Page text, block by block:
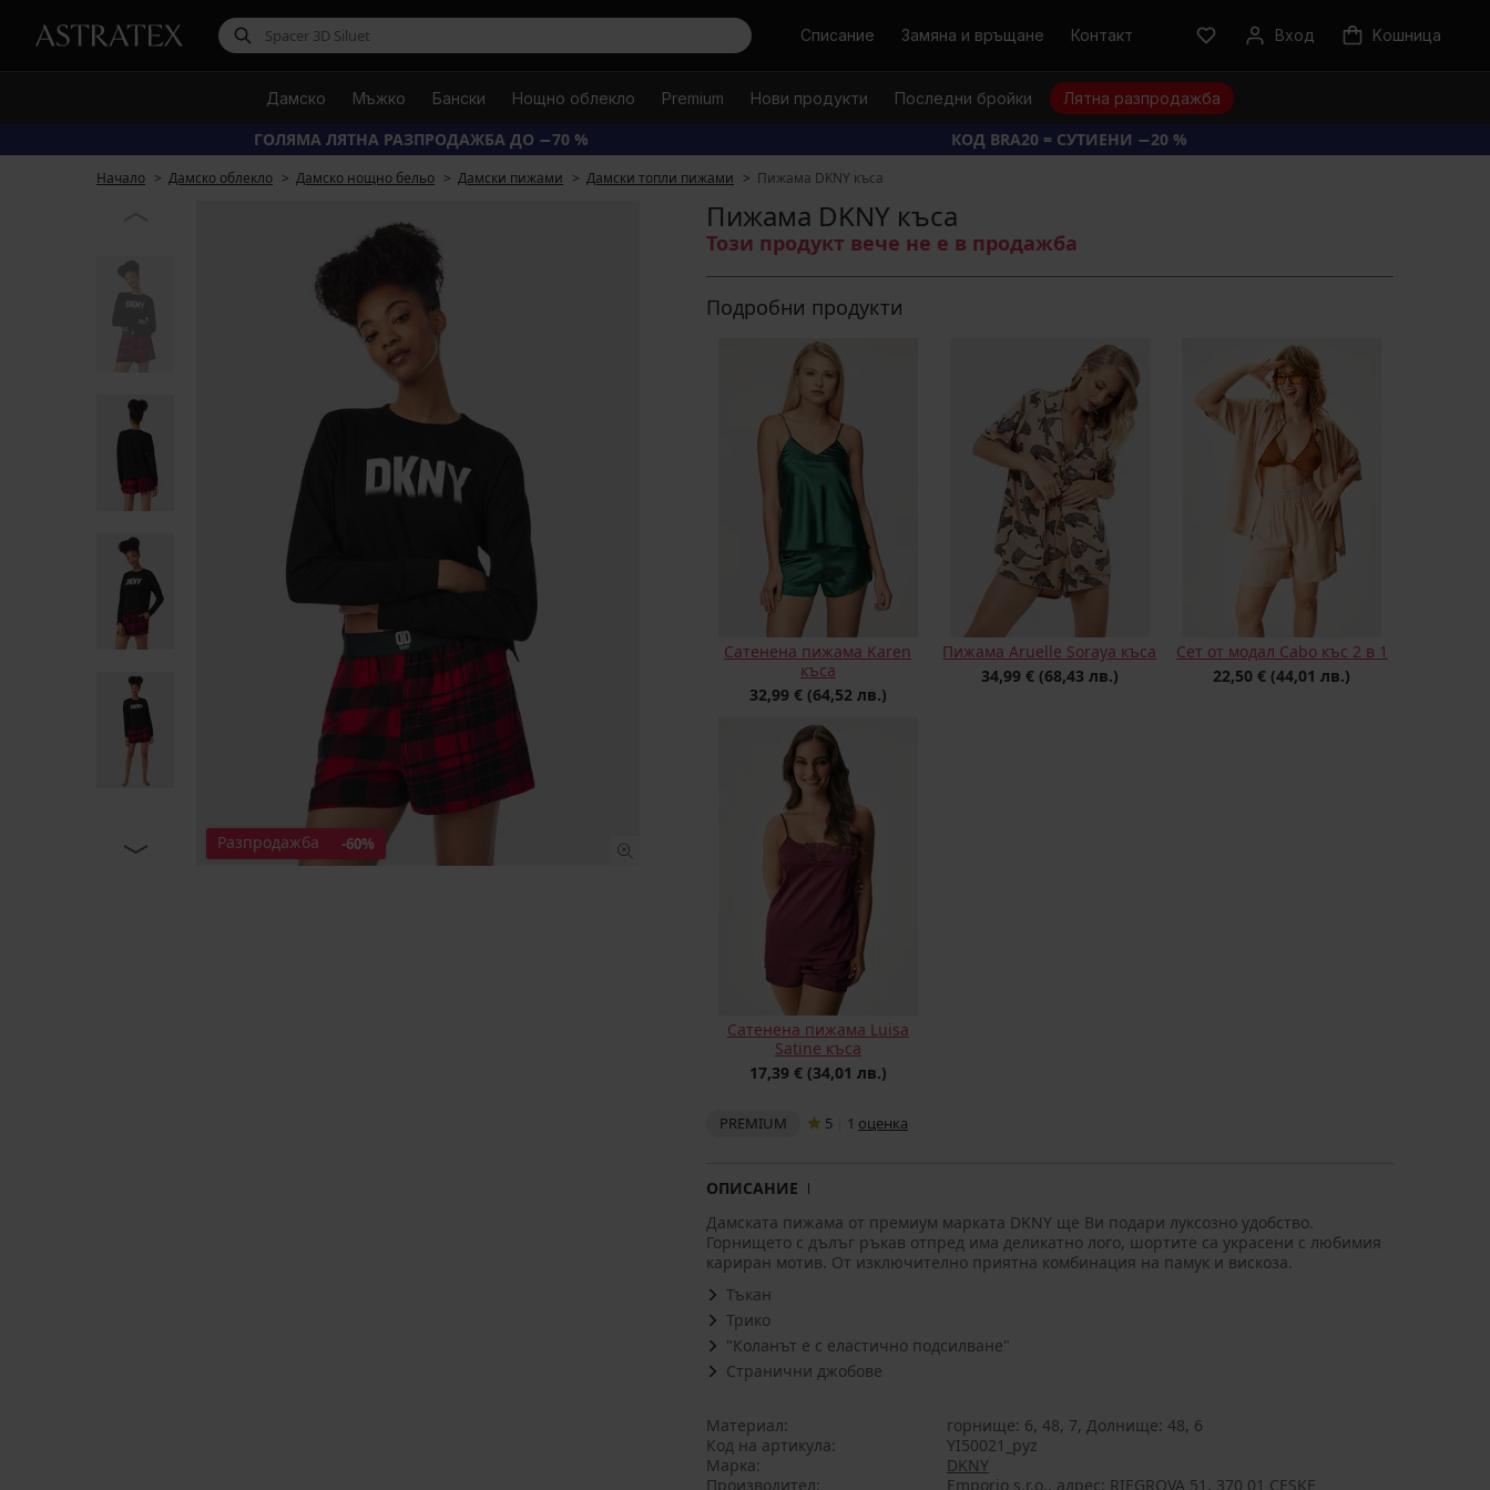
ТърсиСписание Замяна и връщане Контакт Вход Kошница
Дамско Мъжко Бански Нощно облекло Premium Нови продукти Последни бройки Лятна разпродажба
ГОЛЯМА ЛЯТНА РАЗПРОДАЖБА ДО −70 % КОД BRA20 = СУТИЕНИ −20 %
Начало Дамско облекло Дамско нощно бельо Дамски пижами Дамски топли пижами Пижама DKNY къса
Разпродажба -60%
Пижама DKNY къса
Този продукт вече не е в продажба
Подробни продукти
Сатенена пижама Karen
къса
32,99 € (64,52 лв.)
Пижама Aruelle Soraya къса
34,99 € (68,43 лв.)
Сет от модал Cabo къс 2 в 1
22,50 € (44,01 лв.)
Сатенена пижама Luisa
Satine къса
17,39 € (34,01 лв.)
PREMIUM 5 1 oценка
ОПИСАНИЕ
Дамската пижама от премиум марката DKNY ще Ви подари луксозно удобство.
Горнището с дълъг ръкав отпред има деликатно лого, шортите са украсени с любимия
кариран мотив. От изключително приятна комбинация на памук и вискоза.
Тъкан
Трико
"Коланът е с еластично подсилване"
Странични джобове
Материал
горнище: 6, 48, 7, Долнище: 48, 6
Код на артикула
YI50021_pyz
Марка
DKNY
Производител
Emporio s.r.o., aдрес: RIEGROVA 51, 370 01 CESKE